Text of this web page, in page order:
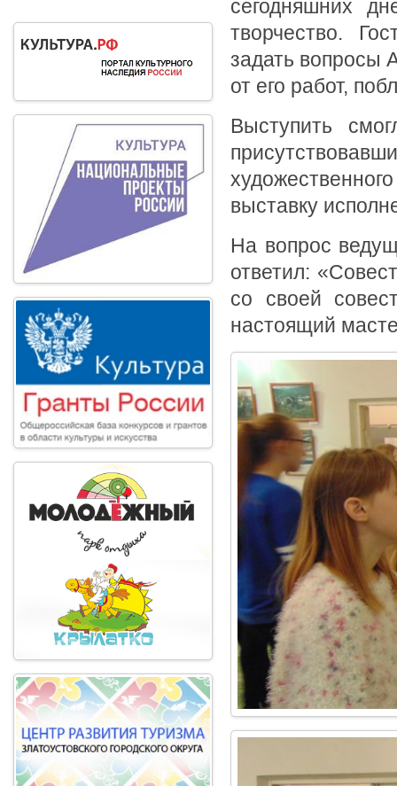
сегодняшних
творчество.
задать вопросы
от его работ,
Выступить
выставку
На вопрос
ответил:
со своей
настоящий